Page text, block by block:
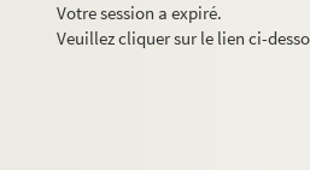
Votre session a expiré.
Veuillez cliquer sur le lien ci-